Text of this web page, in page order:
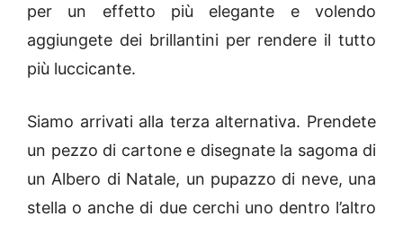
per un effetto più elegante e volendo
aggiungete dei brillantini per rendere il tutto
più luccicante.
Siamo arrivati alla terza alternativa. Prendete
un pezzo di cartone e disegnate la sagoma di
un Albero di Natale, un pupazzo di neve, una
stella o anche di due cerchi uno dentro l’altro